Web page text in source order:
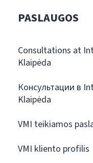
PASLAUGOS
Consultations at
Klaipėda
Консультации в
Klaipėda
VMI teikiamos
VMI kliento profilis